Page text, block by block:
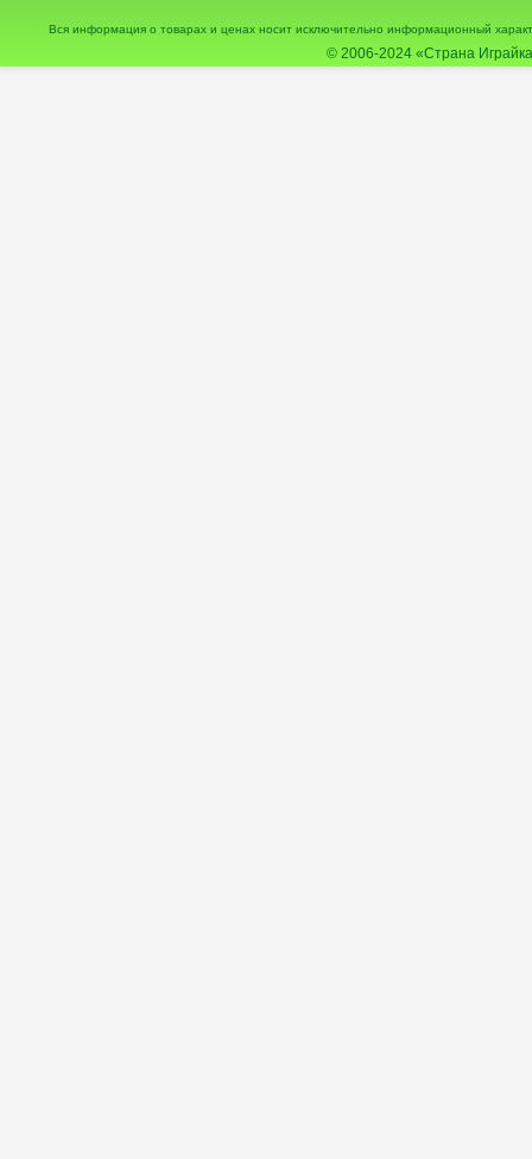
Вся информация о товарах и ценах носит исключительно информационный
© 2006-2024 «Страна